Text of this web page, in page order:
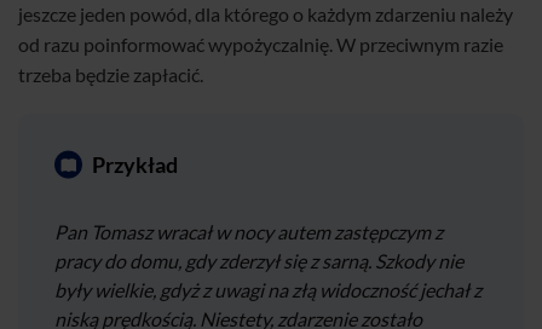
jeszcze jeden powód, dla którego o każdym zdarzeniu należy
od razu poinformować wypożyczalnię. W przeciwnym razie
trzeba będzie zapłacić.
Przykład
Pan Tomasz wracał w nocy autem zastępczym z
pracy do domu, gdy zderzył się z sarną. Szkody nie
były wielkie, gdyż z uwagi na złą widoczność jechał z
niską prędkością. Niestety, zdarzenie zostało